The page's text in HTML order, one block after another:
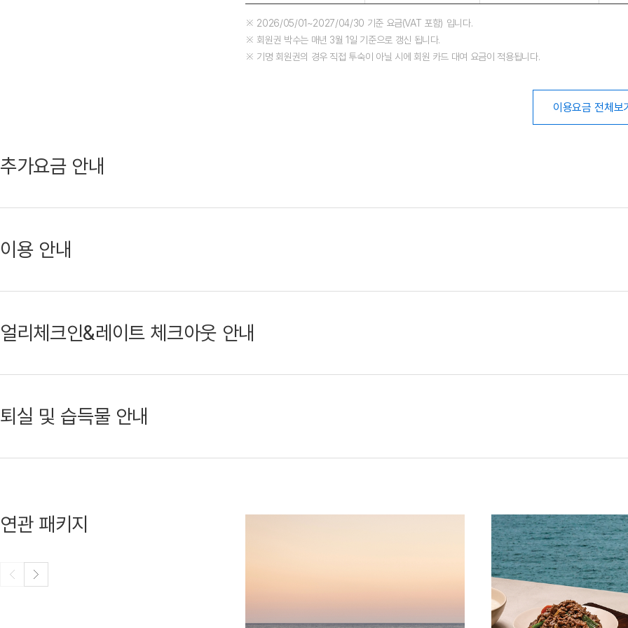
※ 2026/05/01~2027/04/30 기준 요금(VAT 포함) 입니다.
※ 회원권 박수는 매년 3월 1일 기준으로 갱신 됩니다.
※ 기명 회원권의 경우 직접 투숙이 아닐 시에 회원 카드 대여 요금이 적용됩니다.
이용요금 전체보
추가요금 안내
이용 안내
얼리체크인&레이트 체크아웃 안내
퇴실 및 습득물 안내
연관 패키지